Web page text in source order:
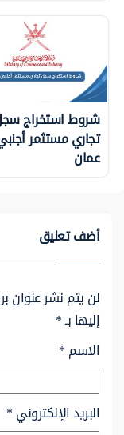
شروط استخراج
تجاري مستثمر
عمان
أضف تعليق
لن يتم نشر عنوان
إليها بـ*
الاسم*
البريد الإلكتروني*